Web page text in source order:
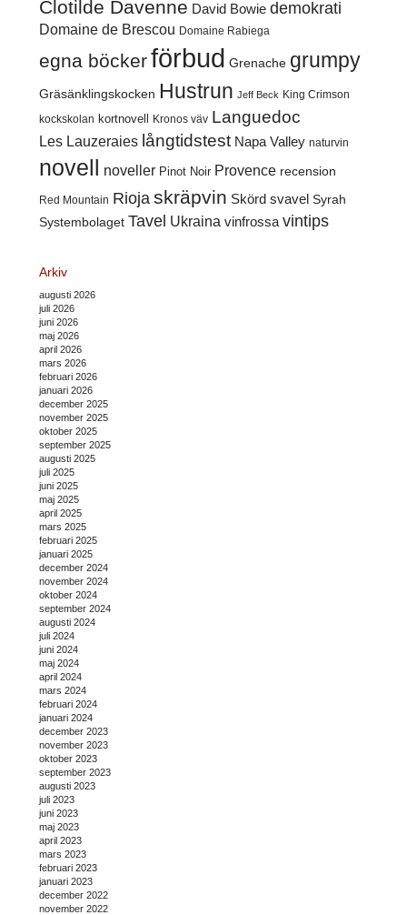
Clotilde Davenne David Bowie demokrati
Domaine de Brescou Domaine Rabiega
egna böckerförbud Grenache grumpy
Gräsänklingskocken Hustrun Jeff Beck King Crimson
kockskolan kortnovell Kronos väv Languedoc
Les Lauzeraies långtidstest Napa Valley naturvin
novell noveller Pinot Noir Provence recension
Red Mountain Rioja skräpvin Skörd svavel Syrah
Systembolaget Tavel Ukraina vinfrossa vintips
Arkiv
augusti 2026
juli 2026
juni 2026
maj 2026
april 2026
mars 2026
februari 2026
januari 2026
december 2025
november 2025
oktober 2025
september 2025
augusti 2025
juli 2025
juni 2025
maj 2025
april 2025
mars 2025
februari 2025
januari 2025
december 2024
november 2024
oktober 2024
september 2024
augusti 2024
juli 2024
juni 2024
maj 2024
april 2024
mars 2024
februari 2024
januari 2024
december 2023
november 2023
oktober 2023
september 2023
augusti 2023
juli 2023
juni 2023
maj 2023
april 2023
mars 2023
februari 2023
januari 2023
december 2022
november 2022